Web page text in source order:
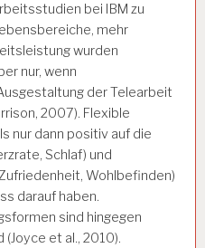
bei IBM zu
mehr
wurden
nur, wenn
der Telearbeit
2007). Flexible
nur dann positiv auf die
Schlaf) und
Wohlbefinden)
darauf haben.
sind hingegen
et al., 2010).